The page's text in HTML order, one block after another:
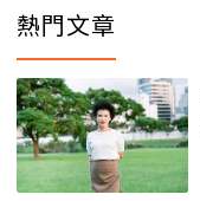
熱門文章